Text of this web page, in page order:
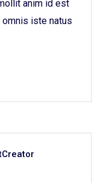
anim id est
iste natus